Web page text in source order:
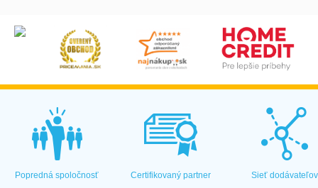
Popredná spoločnosť Certifikovaný partner Sieť dodávateľov